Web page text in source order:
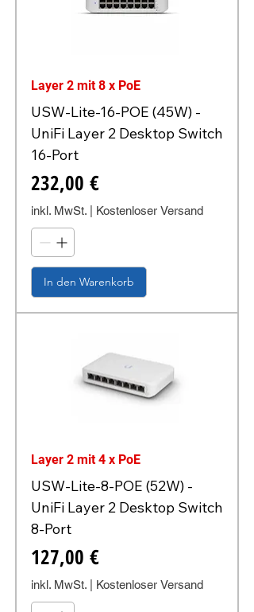
Layer 2 mit 8 x PoE
USW-Lite-16-POE (45W) -
UniFi Layer 2 Desktop Switch
16-Port
Preis
232,00 €
inkl. MwSt. Kostenloser Versand
In den Warenkorb
Layer 2 mit 4 x PoE
USW-Lite-8-POE (52W) -
UniFi Layer 2 Desktop Switch
8-Port
Preis
127,00 €
inkl. MwSt. Kostenloser Versand